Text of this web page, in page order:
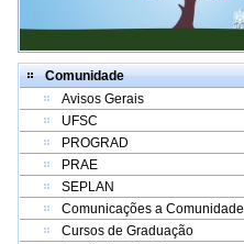
Comunidade
Avisos Gerais
UFSC
PROGRAD
PRAE
SEPLAN
Comunicações a Comunidade
Cursos de Graduação